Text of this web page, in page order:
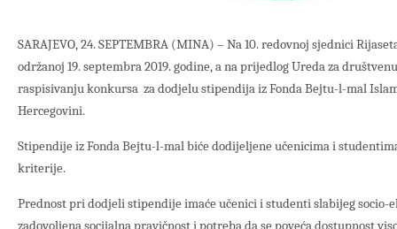
SARAJEVO, 24. SEPTEMBRA (MINA) – Na 10. redovnoj sjednici
održanoj 19. septembra 2019. godine, a na prijedlog Ureda za
raspisivanju konkursa za dodjelu stipendija iz Fonda Bejtu-l-mal
Hercegovini.
Stipendije iz Fonda Bejtu-l-mal biće dodijeljene učenicima i
kriterije.
Prednost pri dodjeli stipendije imaće učenici i studenti slabijeg socio-
zadovoljena socijalna pravičnost i potreba da se poveća dostupnost